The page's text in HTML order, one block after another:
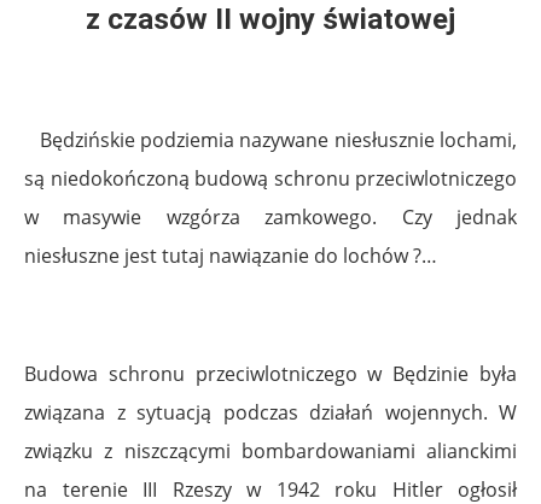
z czasów II wojny światowej
Będzińskie podziemia nazywane niesłusznie lochami,
są niedokończoną budową schronu przeciwlotniczego
w masywie wzgórza zamkowego. Czy jednak
niesłuszne jest tutaj nawiązanie do lochów ?…
Budowa schronu przeciwlotniczego w Będzinie była
związana z sytuacją podczas działań wojennych. W
związku z niszczącymi bombardowaniami alianckimi
na terenie III Rzeszy w 1942 roku Hitler ogłosił